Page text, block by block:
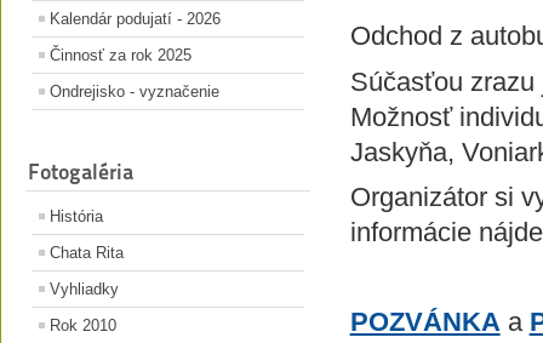
Kalendár podujatí - 2026
Činnosť za rok 2025
Ondrejisko - vyznačenie
Fotogaléria
História
Chata Rita
Vyhliadky
Rok 2010
Odchod z
Súčasťou zrazu
Možnosť
Jaskyňa,
Organizátor si
informácie
POZVÁNKA a